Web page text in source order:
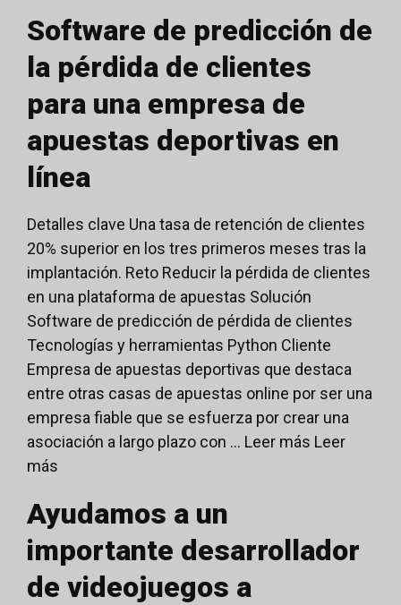
Software de predicción de
la pérdida de clientes
para una empresa de
apuestas deportivas en
línea
Detalles clave Una tasa de retención de clientes
20% superior en los tres primeros meses tras la
implantación. Reto Reducir la pérdida de clientes
en una plataforma de apuestas Solución
Software de predicción de pérdida de clientes
Tecnologías y herramientas Python Cliente
Empresa de apuestas deportivas que destaca
entre otras casas de apuestas online por ser una
empresa fiable que se esfuerza por crear una
asociación a largo plazo con ... Leer más Leer
más
Ayudamos a un
importante desarrollador
de videojuegos a